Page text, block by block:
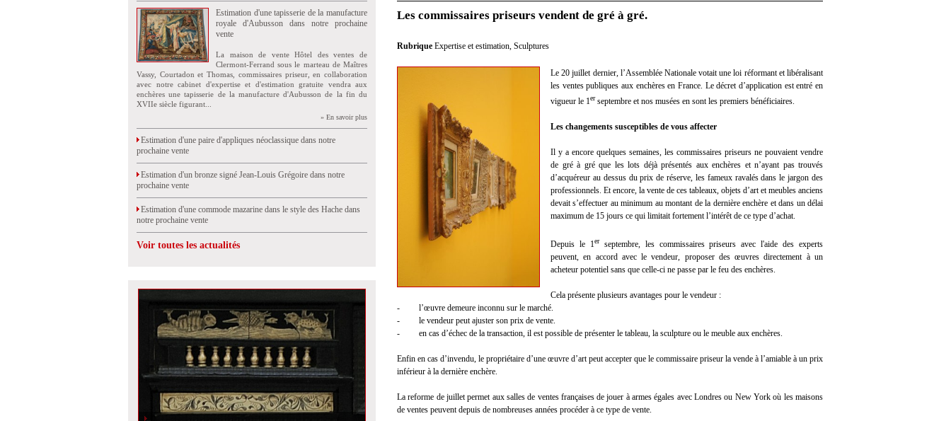
Estimation d'une tapisserie de la manufacture
royale d'Aubusson dans notre prochaine
vente
La maison de vente Hôtel des ventes de
Clermont-Ferrand sous le marteau de Maîtres
Vassy, Courtadon et Thomas, commissaires priseur, en collaboration
avec notre cabinet d'expertise et d'estimation gratuite vendra aux
enchères une tapisserie de la manufacture d'Aubusson de la fin du
XVIIe siècle figurant...
» En savoir plus
Estimation d'une paire d'appliques néoclassique dans notre
prochaine vente
Estimation d'un bronze signé Jean-Louis Grégoire dans notre
prochaine vente
Estimation d'une commode mazarine dans le style des Hache dans
notre prochaine vente
Voir toutes les actualités
Les commissaires priseurs vendent de gré à gré.
Rubrique Expertise et estimation, Sculptures
Le 20 juillet dernier, l’Assemblée Nationale votait une loi réformant et libéralisant
les ventes publiques aux enchères en France. Le décret d’application est entré en
vigueur le 1er septembre et nos musées en sont les premiers bénéficiaires.
Les changements susceptibles de vous affecter
Il y a encore quelques semaines, les commissaires priseurs ne pouvaient vendre
de gré à gré que les lots déjà présentés aux enchères et n’ayant pas trouvés
d’acquéreur au dessus du prix de réserve, les fameux ravalés dans le jargon des
professionnels. Et encore, la vente de ces tableaux, objets d’art et meubles anciens
devait s’effectuer au minimum au montant de la dernière enchère et dans un délai
maximum de 15 jours ce qui limitait fortement l’intérêt de ce type d’achat.
Depuis le 1erseptembre, les commissaires priseurs avec l'aide des experts
peuvent, en accord avec le vendeur, proposer des œuvres directement à un
acheteur potentiel sans que celle-ci ne passe par le feu des enchères.
Cela présente plusieurs avantages pour le vendeur :
- l’œuvre demeure inconnu sur le marché.
- le vendeur peut ajuster son prix de vente.
- en cas d’échec de la transaction, il est possible de présenter le tableau, la sculpture ou le meuble aux enchères.
Enfin en cas d’invendu, le propriétaire d’une œuvre d’art peut accepter que le commissaire priseur la vende à l’amiable à un prix
inférieur à la dernière enchère.
La reforme de juillet permet aux salles de ventes françaises de jouer à armes égales avec Londres ou New York où les maisons
de ventes peuvent depuis de nombreuses années procéder à ce type de vente.